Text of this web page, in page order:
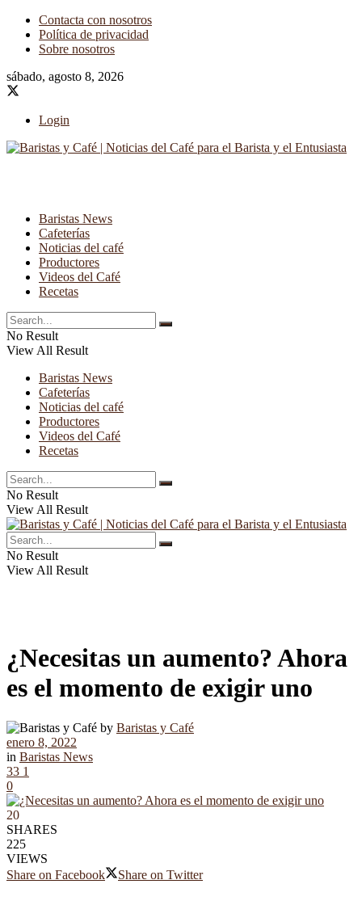
Contacta con nosotros
Política de privacidad
Sobre nosotros
sábado, agosto 8, 2026
Login
Baristas News
Cafeterías
Noticias del café
Productores
Videos del Café
Recetas
No Result
View All Result
Baristas News
Cafeterías
Noticias del café
Productores
Videos del Café
Recetas
No Result
View All Result
No Result
View All Result
¿Necesitas un aumento? Ahora
es el momento de exigir uno
by Baristas y Café
enero 8, 2022
in Baristas News
33 1
0
20
SHARES
225
VIEWS
Share on Facebook
Share on Twitter